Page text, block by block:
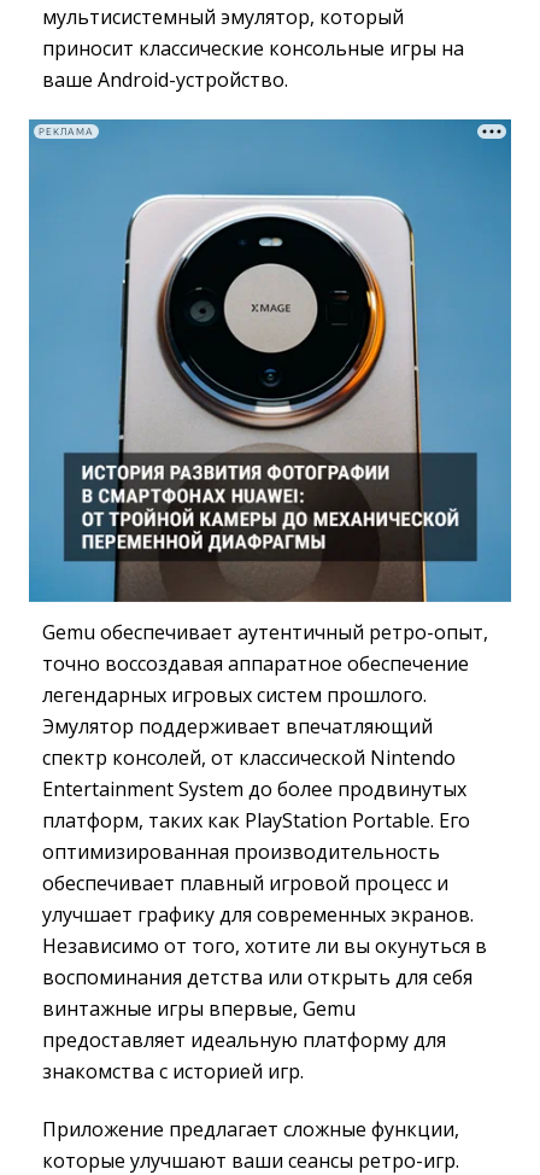
мультисистемный эмулятор, который
приносит классические консольные игры на
ваше Android-устройство.
РЕКЛАМА
Gemu обеспечивает аутентичный ретро-опыт,
точно воссоздавая аппаратное обеспечение
легендарных игровых систем прошлого.
Эмулятор поддерживает впечатляющий
спектр консолей, от классической Nintendo
Entertainment System до более продвинутых
платформ, таких как PlayStation Portable. Его
оптимизированная производительность
обеспечивает плавный игровой процесс и
улучшает графику для современных экранов.
Независимо от того, хотите ли вы окунуться в
воспоминания детства или открыть для себя
винтажные игры впервые, Gemu
предоставляет идеальную платформу для
знакомства с историей игр.
Приложение предлагает сложные функции,
которые улучшают ваши сеансы ретро-игр.